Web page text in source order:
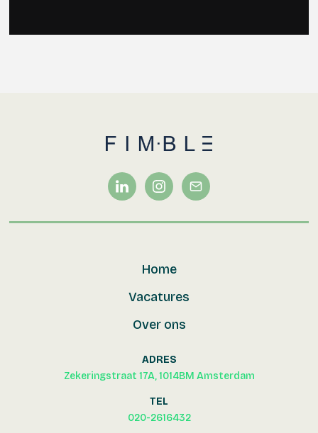
Home
Vacatures
Over ons
ADRES
Zekeringstraat 17A, 1014BM Amsterdam
TEL
020-2616432